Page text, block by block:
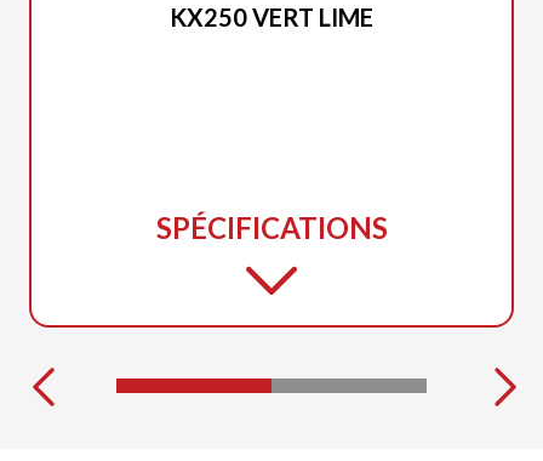
KX250 VERT LIME
SPÉCIFICATIONS